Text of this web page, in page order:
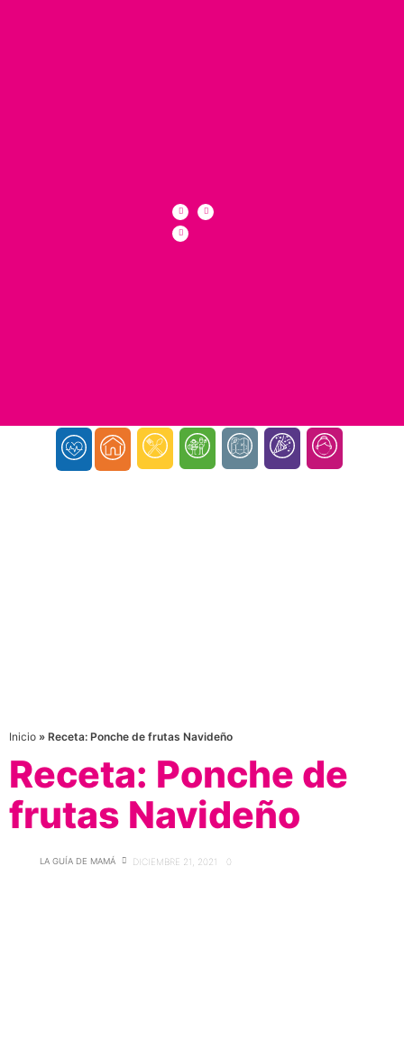
Inicio » Receta: Ponche de frutas Navideño
Receta: Ponche de
frutas Navideño
LA GUÍA DE MAMÁ DICIEMBRE 21, 2021 0